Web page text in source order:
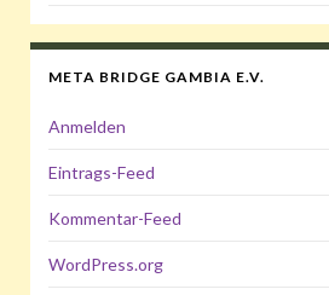
META BRIDGE GAMBIA E.V.
Anmelden
Eintrags-Feed
Kommentar-Feed
WordPress.org